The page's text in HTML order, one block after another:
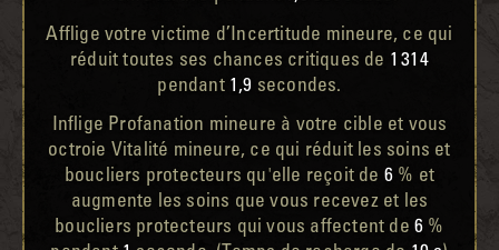
Afflige votre victime d’Incertitude mineure, ce qui
réduit toutes ses chances critiques de 1 314
pendant 1,9 secondes.
Inflige Profanation mineure à votre cible et vous
octroie Vitalité mineure, ce qui réduit les soins et
boucliers protecteurs qu'elle reçoit de 6 % et
augmente les soins que vous recevez et les
boucliers protecteurs qui vous affectent de6 %